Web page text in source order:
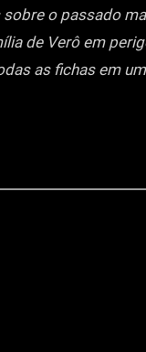
o passado
de Verô em
as fichas em